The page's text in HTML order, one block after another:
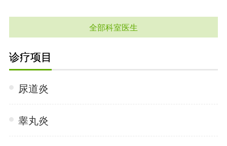
全部科室医生
诊疗项目
尿道炎
睾丸炎